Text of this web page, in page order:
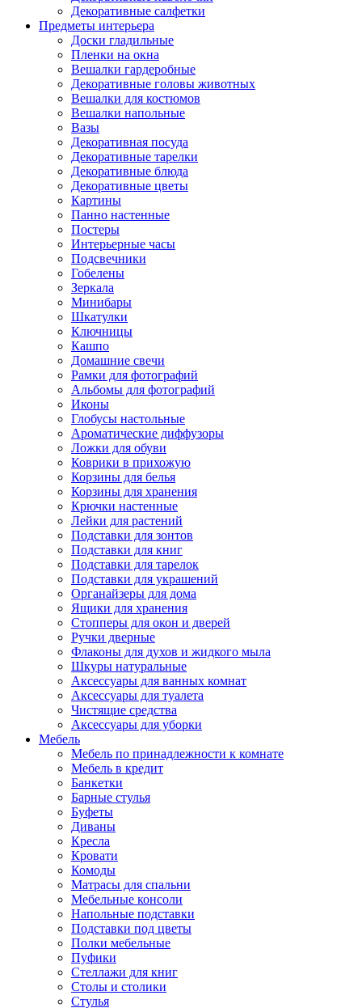
Декоративные салфетки
Предметы интерьера
Доски гладильные
Пленки на окна
Вешалки гардеробные
Декоративные головы животных
Вешалки для костюмов
Вешалки напольные
Вазы
Декоративная посуда
Декоративные тарелки
Декоративные блюда
Декоративные цветы
Картины
Панно настенные
Постеры
Интерьерные часы
Подсвечники
Гобелены
Зеркала
Минибары
Шкатулки
Ключницы
Кашпо
Домашние свечи
Рамки для фотографий
Альбомы для фотографий
Иконы
Глобусы настольные
Ароматические диффузоры
Ложки для обуви
Коврики в прихожую
Корзины для белья
Корзины для хранения
Крючки настенные
Лейки для растений
Подставки для зонтов
Подставки для книг
Подставки для тарелок
Подставки для украшений
Органайзеры для дома
Ящики для хранения
Стопперы для окон и дверей
Ручки дверные
Флаконы для духов и жидкого мыла
Шкуры натуральные
Аксессуары для ванных комнат
Аксессуары для туалета
Чистящие средства
Аксессуары для уборки
Мебель
Мебель по принадлежности к комнате
Мебель в кредит
Банкетки
Барные стулья
Буфеты
Диваны
Кресла
Кровати
Комоды
Матрасы для спальни
Мебельные консоли
Напольные подставки
Подставки под цветы
Полки мебельные
Пуфики
Стеллажи для книг
Столы и столики
Стулья